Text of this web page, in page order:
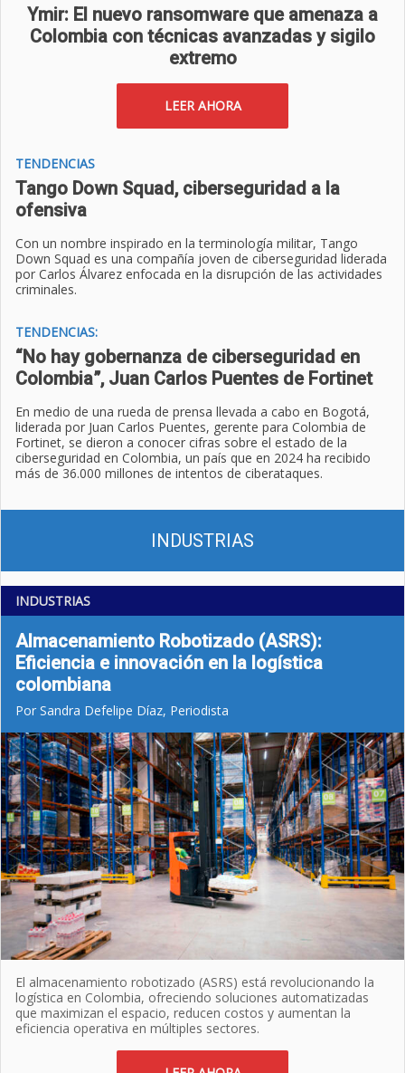
Ymir: El nuevo ransomware que amenaza a
Colombia con técnicas avanzadas y sigilo
extremo
LEER AHORA
TENDENCIAS
Tango Down Squad, ciberseguridad a la
ofensiva
Con un nombre inspirado en la terminología militar, Tango
Down Squad es una compañía joven de ciberseguridad liderada
por Carlos Álvarez enfocada en la disrupción de las actividades
criminales.
TENDENCIAS:
“No hay gobernanza de ciberseguridad en
Colombia”, Juan Carlos Puentes de Fortinet
En medio de una rueda de prensa llevada a cabo en Bogotá,
liderada por Juan Carlos Puentes, gerente para Colombia de
Fortinet, se dieron a conocer cifras sobre el estado de la
ciberseguridad en Colombia, un país que en 2024 ha recibido
más de 36.000 millones de intentos de ciberataques.
INDUSTRIAS
INDUSTRIAS
Almacenamiento Robotizado (ASRS):
Eficiencia e innovación en la logística
colombiana
Por Sandra Defelipe Díaz, Periodista
El almacenamiento robotizado (ASRS) está revolucionando la
logística en Colombia, ofreciendo soluciones automatizadas
que maximizan el espacio, reducen costos y aumentan la
eficiencia operativa en múltiples sectores.